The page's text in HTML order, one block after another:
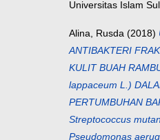
Universitas Islam
Alina, Rusda (2018)
ANTIBAKTERI
KULIT BUAH
lappaceum L.)
PERTUMBUHAN
Streptococcus
Pseudomonas